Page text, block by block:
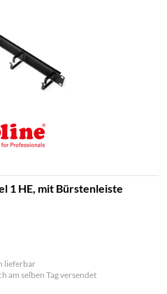
1 HE, mit Bürstenleiste
lieferbar
am selben Tag versendet